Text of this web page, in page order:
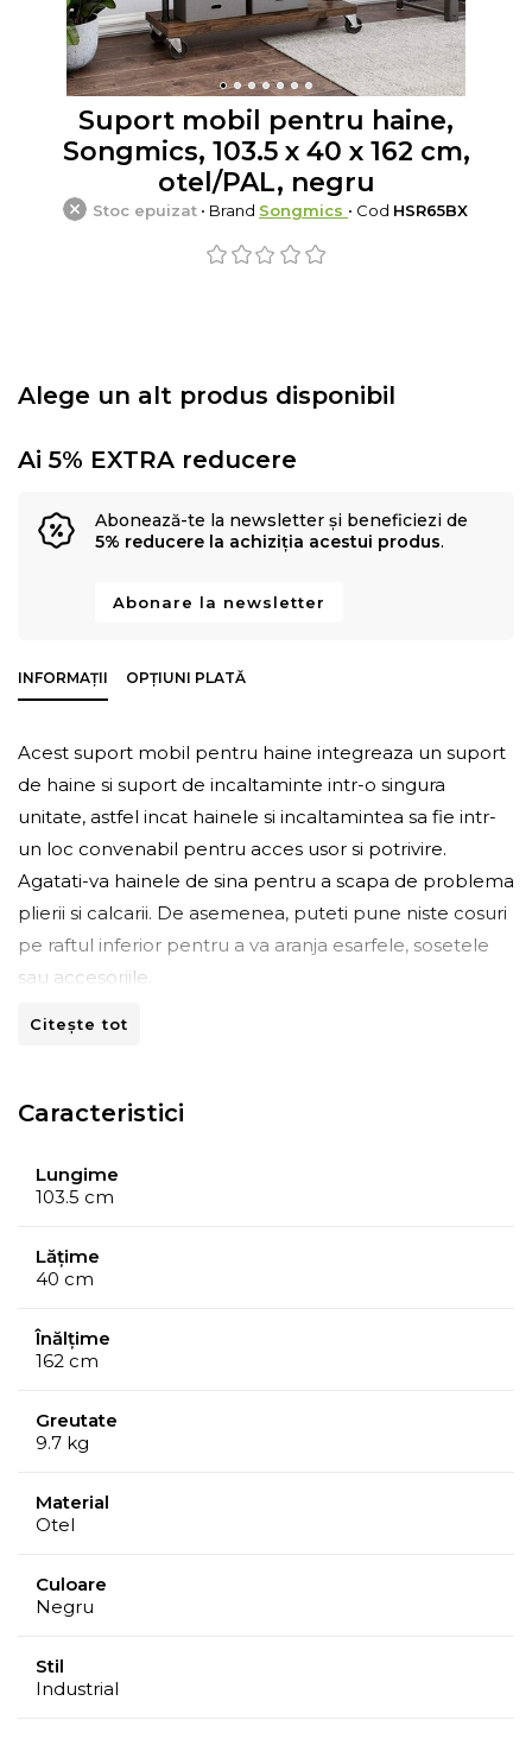
Suport mobil pentru haine,
Songmics, 103.5 x 40 x 162 cm,
otel/PAL, negru
Stoc epuizat • Brand Songmics • Cod HSR65BX
Alege un alt produs disponibil
Ai 5% EXTRA reducere
Abonează-te la newsletter și beneficiezi de
5% reducere la achiziția acestui produs.
Abonare la newsletter
INFORMAȚII OPȚIUNI PLATĂ
Acest suport mobil pentru haine integreaza un suport
de haine si suport de incaltaminte intr-o singura
unitate, astfel incat hainele si incaltamintea sa fie intr-
un loc convenabil pentru acces usor si potrivire.
Agatati-va hainele de sina pentru a scapa de problema
plierii si calcarii. De asemenea, puteti pune niste cosuri
pe raftul inferior pentru a va aranja esarfele, sosetele
sau accesoriile.
Caracteristici:
pudra
- Greutate maxima suportata pentru bara de umerase:
90 kg
- Include instructiuni de asamblare
Citește tot
Caracteristici
Lungime
103.5 cm
Lățime
40 cm
Înălțime
162 cm
Greutate
9.7 kg
Material
Otel
Culoare
Negru
Stil
Industrial